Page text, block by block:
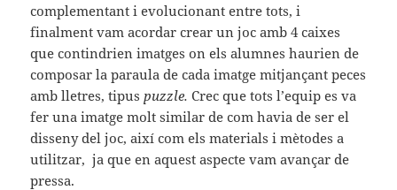
complementant i evolucionant entre tots, i
finalment vam acordar crear un joc amb 4 caixes
que contindrien imatges on els alumnes haurien de
composar la paraula de cada imatge mitjançant peces
amb lletres, tipus puzzle.Crec que tots l’equip es va
fer una imatge molt similar de com havia de ser el
disseny del joc, així com els materials i mètodes a
utilitzar, ja que en aquest aspecte vam avançar de
pressa.